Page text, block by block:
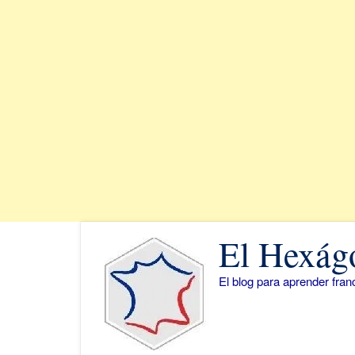
El
El blog para aprender